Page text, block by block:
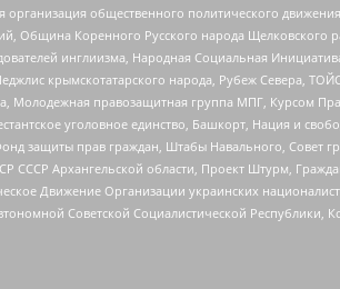
общественного политического
Община Коренного Русского народа Щелковского
инглиизма, Народная Социальная
крымскотатарского народа, Рубеж Севера,
правозащитная группа МПГ, Курсом
уголовное единство, Башкорт, Нация и
прав граждан, Штабы Навального, Совет
Архангельской области, Проект Штурм,
Движение Организации украинских
Советской Социалистической Республики,